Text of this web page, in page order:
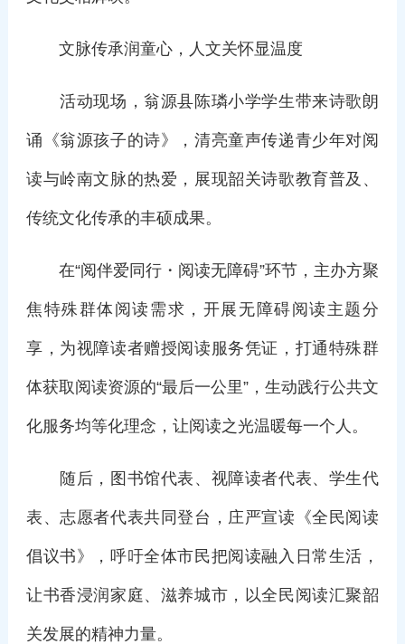
文脉传承润童心，人文关怀显温度
活动现场，翁源县陈璘小学学生带来诗歌朗
诵《翁源孩子的诗》，清亮童声传递青少年对阅
读与岭南文脉的热爱，展现韶关诗歌教育普及、
传统文化传承的丰硕成果。
在“阅伴爱同行・阅读无障碍”环节，主办方聚
焦特殊群体阅读需求，开展无障碍阅读主题分
享，为视障读者赠授阅读服务凭证，打通特殊群
体获取阅读资源的“最后一公里”，生动践行公共文
化服务均等化理念，让阅读之光温暖每一个人。
随后，图书馆代表、视障读者代表、学生代
表、志愿者代表共同登台，庄严宣读《全民阅读
倡议书》，呼吁全体市民把阅读融入日常生活，
让书香浸润家庭、滋养城市，以全民阅读汇聚韶
关发展的精神力量。